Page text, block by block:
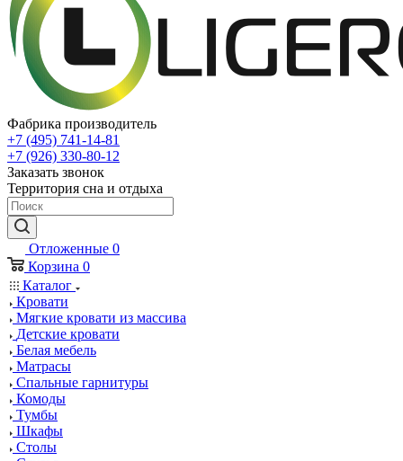
Фабрика производитель
+7 (495) 741-14-81
+7 (926) 330-80-12
Заказать звонок
Территория сна и отдыха
Отложенные 0
Корзина 0
Каталог
Кровати
Мягкие кровати из массива
Детские кровати
Белая мебель
Матрасы
Спальные гарнитуры
Комоды
Тумбы
Шкафы
Столы